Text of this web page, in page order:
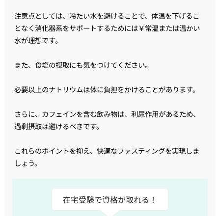
注意点としては、冷たい水を避けることで、体温を下げるこ
となく消化器系をサポートするためには￥常温または温かい
水が理想です。
また、食塩の摂取にも気をつけてください。
必要以上のナトリウムは体に負担をかけることがあります。
さらに、カフェインを含む飲み物は、利尿作用があるため、
過剰摂取は避けるべきです。
これらのポイントを抑え、快適なファスティングを実現しま
しょう。
在宅受験で資格が取れる！